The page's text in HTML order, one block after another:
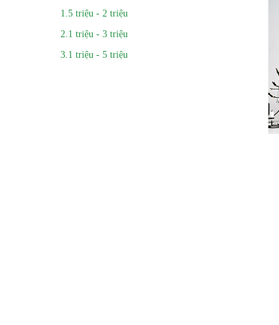
1.5 triệu - 2 triệu
2.1 triệu - 3 triệu
3.1 triệu - 5 triệu